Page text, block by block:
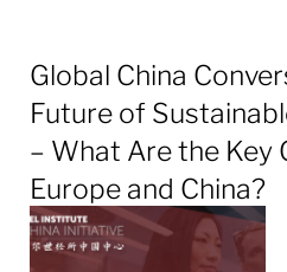
Global China
Future of
– What Are the Key
Europe and China?